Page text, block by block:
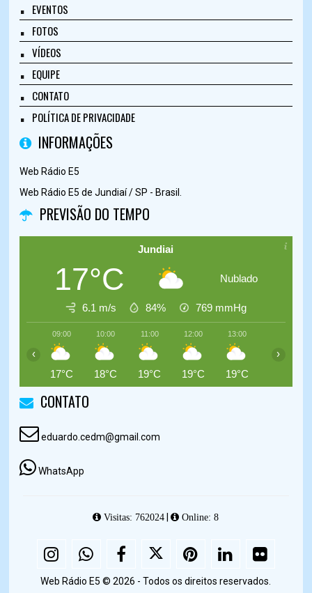
EVENTOS
FOTOS
VÍDEOS
EQUIPE
CONTATO
POLÍTICA DE PRIVACIDADE
INFORMAÇÕES
Web Rádio E5
Web Rádio E5 de Jundiaí / SP - Brasil.
PREVISÃO DO TEMPO
Jundiai
17°C Nublado
6.1 m/s 84% 769 mmHg
09:00
17°C
10:00
18°C
11:00
19°C
12:00
19°C
13:00
19°C
‹ ›
CONTATO
eduardo.cedm@gmail.com
WhatsApp
Visitas: 762024 | Online: 8
Web Rádio E5 © 2026 - Todos os direitos reservados.